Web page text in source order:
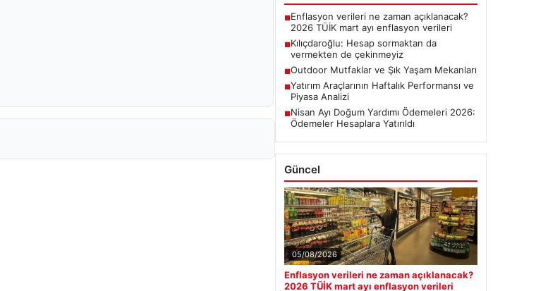
■Enflasyon verileri ne zaman açıklanacak?
2026 TÜİK mart ayı enflasyon verileri
■Kılıçdaroğlu: Hesap sormaktan da
vermekten de çekinmeyiz
■Outdoor Mutfaklar ve Şık Yaşam Mekanları
■Yatırım Araçlarının Haftalık Performansı ve
Piyasa Analizi
■Nisan Ayı Doğum Yardımı Ödemeleri 2026:
Ödemeler Hesaplara Yatırıldı
Güncel
05/08/2026
Enflasyon verileri ne zaman açıklanacak?
2026 TÜİK mart ayı enflasyon verileri